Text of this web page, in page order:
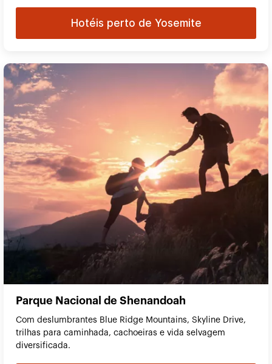
Hotéis perto de Yosemite
Parque Nacional de Shenandoah
Com deslumbrantes Blue Ridge Mountains, Skyline Drive,
trilhas para caminhada, cachoeiras e vida selvagem
diversificada.